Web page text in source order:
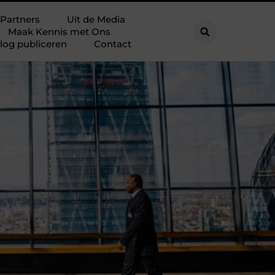
Partners
Uit de Media
Maak Kennis met Ons
publiceren
Contact